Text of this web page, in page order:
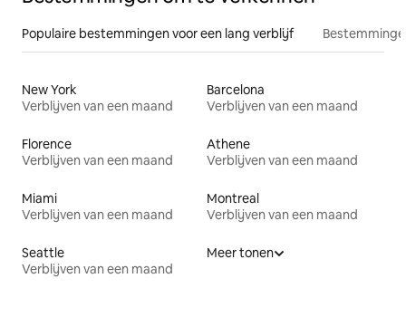
Populaire bestemmingen voor een lang verblijf
New York
Verblijven van een maand
Barcelona
Verblijven van een maand
Florence
Verblijven van een maand
Athene
Verblijven van een maand
Miami
Verblijven van een maand
Montreal
Verblijven van een maand
Seattle
Verblijven van een maand
Meer tonen